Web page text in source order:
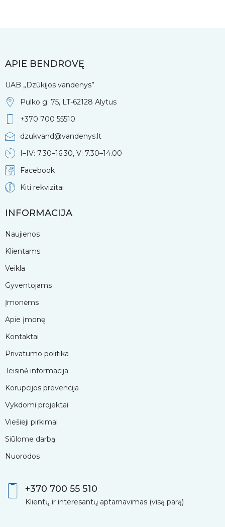
APIE BENDROVĘ
UAB „Dzūkijos vandenys”
Pulko g. 75, LT-62128 Alytus
+370 700 55510
dzukvand@vandenys.lt
I–IV: 7.30–16.30, V: 7.30–14.00
Facebook
Kiti rekvizitai
INFORMACIJA
Naujienos
Klientams
Veikla
Gyventojams
Įmonėms
Apie įmonę
Kontaktai
Privatumo politika
Teisinė informacija
Korupcijos prevencija
Vykdomi projektai
Viešieji pirkimai
Siūlome darbą
Nuorodos
+370 700 55 510
Klientų ir interesantų aptarnavimas (visą parą)